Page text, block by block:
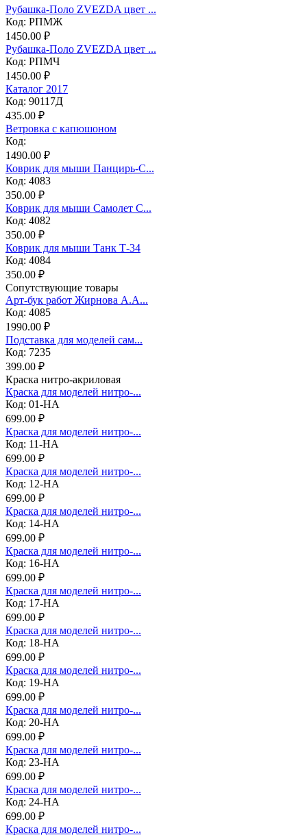
Рубашка-Поло ZVEZDA цвет ...
Код: РПМЖ
1450.00 ₽
Рубашка-Поло ZVEZDA цвет ...
Код: РПМЧ
1450.00 ₽
Каталог 2017
Код: 90117Д
435.00 ₽
Ветровка с капюшоном
Код:
1490.00 ₽
Коврик для мыши Панцирь-С...
Код: 4083
350.00 ₽
Коврик для мыши Самолет С...
Код: 4082
350.00 ₽
Коврик для мыши Танк Т-34
Код: 4084
350.00 ₽
Сопутствующие товары
Арт-бук работ Жирнова А.А...
Код: 4085
1990.00 ₽
Подставка для моделей сам...
Код: 7235
399.00 ₽
Краска нитро-акриловая
Краска для моделей нитро-...
Код: 01-НА
699.00 ₽
Краска для моделей нитро-...
Код: 11-НА
699.00 ₽
Краска для моделей нитро-...
Код: 12-НА
699.00 ₽
Краска для моделей нитро-...
Код: 14-НА
699.00 ₽
Краска для моделей нитро-...
Код: 16-НА
699.00 ₽
Краска для моделей нитро-...
Код: 17-НА
699.00 ₽
Краска для моделей нитро-...
Код: 18-НА
699.00 ₽
Краска для моделей нитро-...
Код: 19-НА
699.00 ₽
Краска для моделей нитро-...
Код: 20-НА
699.00 ₽
Краска для моделей нитро-...
Код: 23-НА
699.00 ₽
Краска для моделей нитро-...
Код: 24-НА
699.00 ₽
Краска для моделей нитро-...